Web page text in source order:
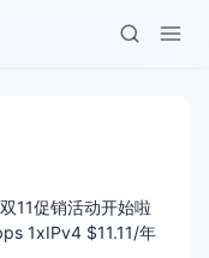
11促销活动开始啦
1xIPv4 $11.11/年